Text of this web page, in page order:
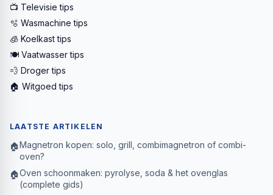
📺 Televisie tips
🫧 Wasmachine tips
🧊 Koelkast tips
🍽️ Vaatwasser tips
💨 Droger tips
🏠 Witgoed tips
LAATSTE ARTIKELEN
🏠Magnetron kopen: solo, grill, combimagnetron of combi-
oven?
🏠Oven schoonmaken: pyrolyse, soda & het ovenglas
(complete gids)